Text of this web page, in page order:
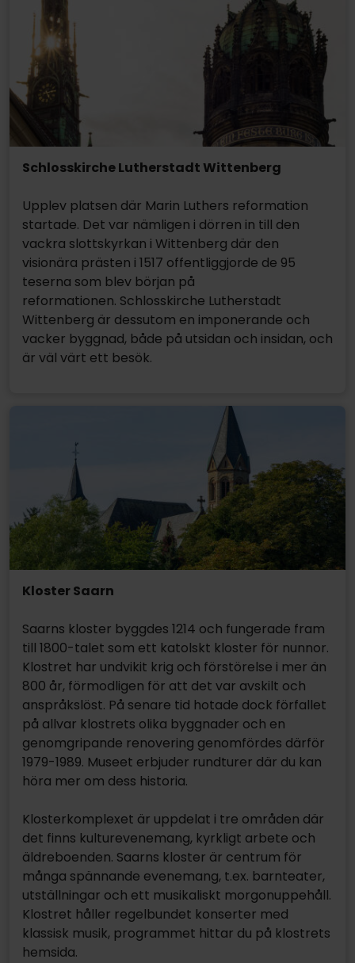
Schlosskirche Lutherstadt Wittenberg
Upplev platsen där Marin Luthers reformation
startade. Det var nämligen i dörren in till den
vackra slottskyrkan i Wittenberg där den
visionära prästen i 1517 offentliggjorde de 95
teserna som blev början på
reformationen. Schlosskirche Lutherstadt
Wittenberg är dessutom en imponerande och
vacker byggnad, både på utsidan och insidan, och
är väl värt ett besök.
Kloster Saarn
Saarns kloster byggdes 1214 och fungerade fram
till 1800-talet som ett katolskt kloster för nunnor.
Klostret har undvikit krig och förstörelse i mer än
800 år, förmodligen för att det var avskilt och
anspråkslöst. På senare tid hotade dock förfallet
på allvar klostrets olika byggnader och en
genomgripande renovering genomfördes därför
1979-1989. Museet erbjuder rundturer där du kan
höra mer om dess historia.
Klosterkomplexet är uppdelat i tre områden där
det finns kulturevenemang, kyrkligt arbete och
äldreboenden. Saarns kloster är centrum för
många spännande evenemang, t.ex. barnteater,
utställningar och ett musikaliskt morgonuppehåll.
Klostret håller regelbundet konserter med
klassisk musik, programmet hittar du på klostrets
hemsida.